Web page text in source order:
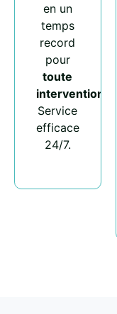
en un
temps
record
pour
toute
intervention
Service
efficace
24/7.